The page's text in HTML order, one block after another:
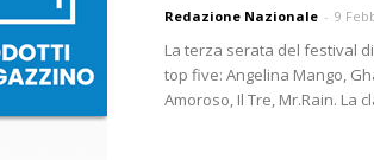
Redazione Nazionale - 9
La terza serata del festival
top five: Angelina Mango,
Amoroso, Il Tre, Mr.Rain. La